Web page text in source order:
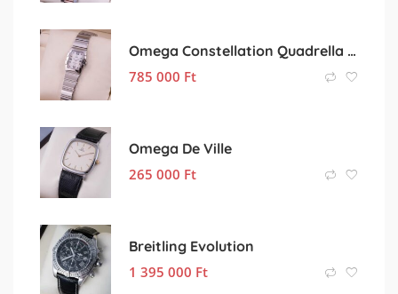
Omega Constellation Quadrella Diamonds
785 000 Ft
Omega De Ville
265 000 Ft
Breitling Evolution
1 395 000 Ft